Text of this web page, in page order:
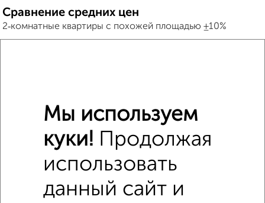
Сравнение средних цен
2‑комнатные квартиры с похожей площадью ±10%
Это предложение
Средняя цена по городу
Мы используем
куки! Продолжая
использовать
данный сайт и